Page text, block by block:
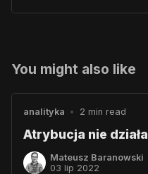
You might also like
analityka • 2 min read
Atrybucja nie działa
Mateusz Baranowski
03 lip 2022